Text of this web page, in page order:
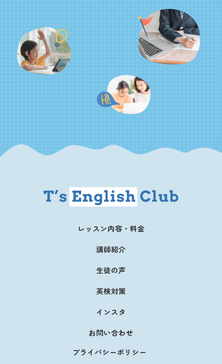
レッスン内容・料金
講師紹介
生徒の声
英検対策
インスタ
お問い合わせ
プライバシーポリシー